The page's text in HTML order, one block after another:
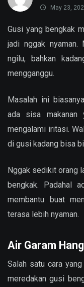
May 23,
Gusi yang bengkak
jadi nggak nyaman.
ngilu, bahkan
mengganggu.
Masalah ini
ada sisa makanan
mengalami iritasi.
di gusi kadang bisa
Nggak sedikit orang
bengkak. Padahal
membantu buat
terasa lebih nyaman.
Air Garam
Salah satu cara
meredakan gusi